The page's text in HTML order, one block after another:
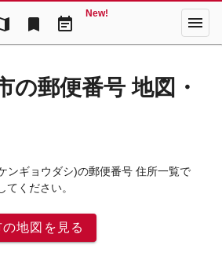
bookmark event_note
New! menu
の郵便番号 地図・
ンギョウダシ)の郵便番号 住所一覧で
ください。
地図を見る